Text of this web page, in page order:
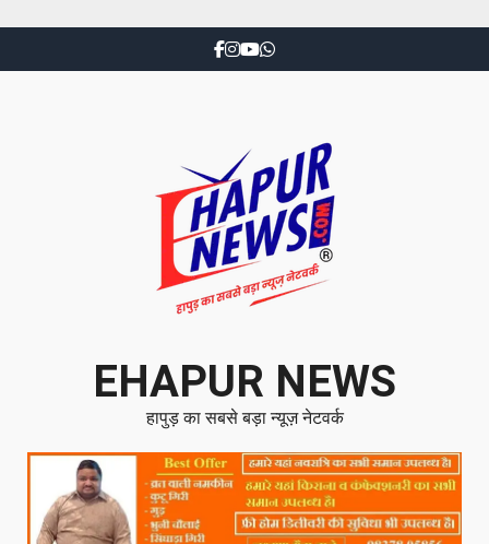
EHAPUR NEWS
हापुड़ का सबसे बड़ा न्यूज़ नेटवर्क